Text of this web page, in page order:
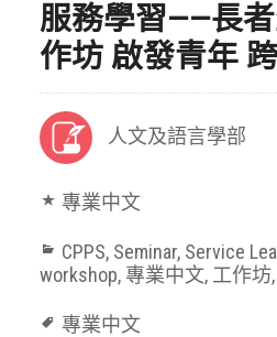
服務學習——長
作坊 啟發青年
人文及語言學部
專業中文
CPPS, Seminar, Service
workshop,專業中文, 工作坊,
專業中文